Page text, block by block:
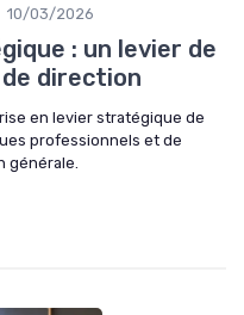
10/03/2026
: un levier de
direction
en levier stratégique de
professionnels et de
générale.